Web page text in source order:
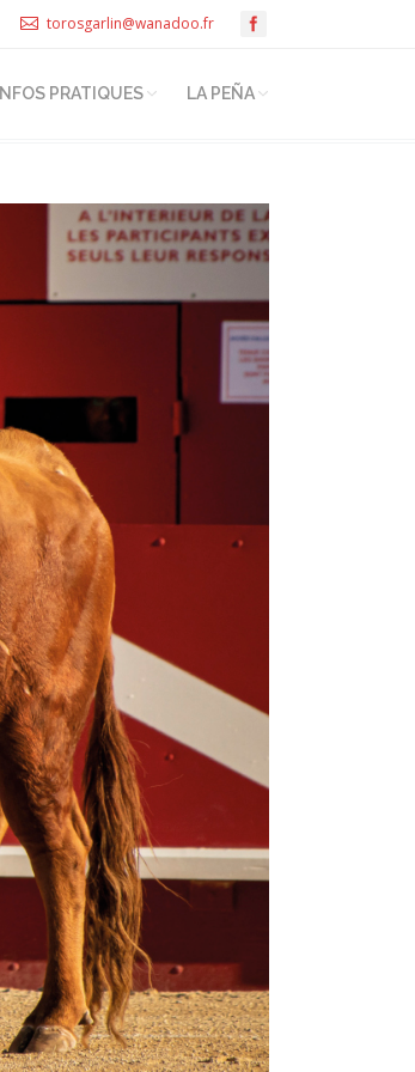
torosgarlin@wanadoo.fr
INFOS PRATIQUES LA PEÑA